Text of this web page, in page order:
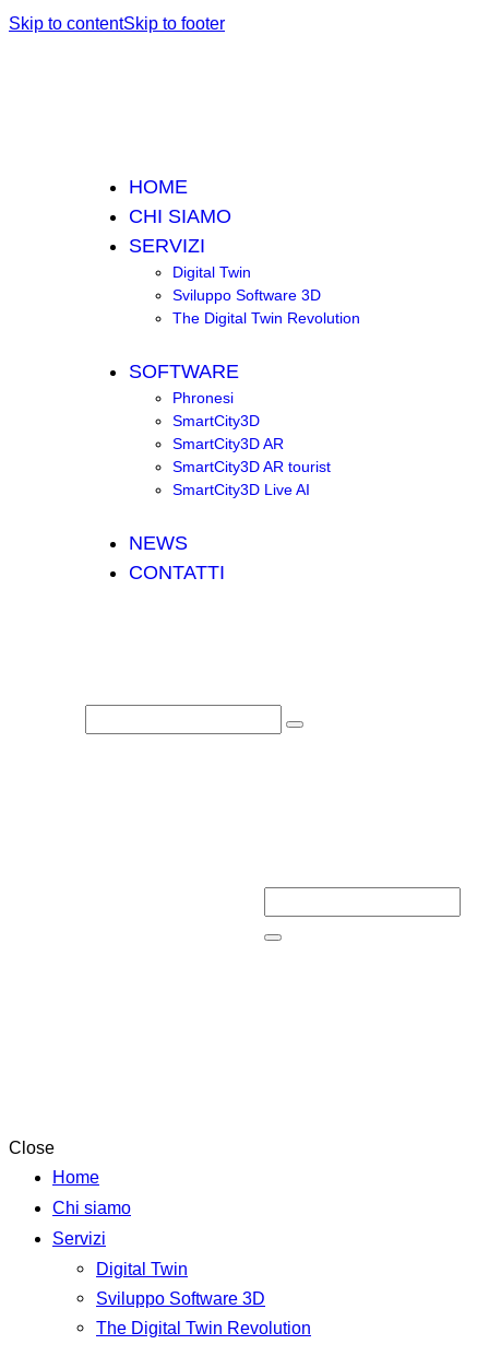
Skip to contentSkip to footer
HOME
CHI SIAMO
SERVIZI
Digital Twin
Sviluppo Software 3D
The Digital Twin Revolution
SOFTWARE
Phronesi
SmartCity3D
SmartCity3D AR
SmartCity3D AR tourist
SmartCity3D Live AI
NEWS
CONTATTI
Close
Home
Chi siamo
Servizi
Digital Twin
Sviluppo Software 3D
The Digital Twin Revolution